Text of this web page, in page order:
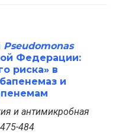
Pseudomonas
Федерации:
риска» в
и
и антимикробная
484